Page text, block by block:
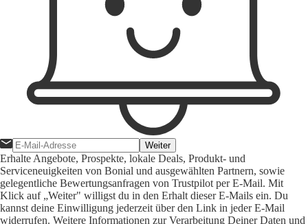
Weiter
Erhalte Angebote, Prospekte, lokale Deals, Produkt- und
Serviceneuigkeiten von Bonial und ausgewählten Partnern, sowie
gelegentliche Bewertungsanfragen von Trustpilot per E-Mail. Mit
Klick auf „Weiter" willigst du in den Erhalt dieser E-Mails ein. Du
kannst deine Einwilligung jederzeit über den Link in jeder E-Mail
widerrufen. Weitere Informationen zur Verarbeitung Deiner Daten und